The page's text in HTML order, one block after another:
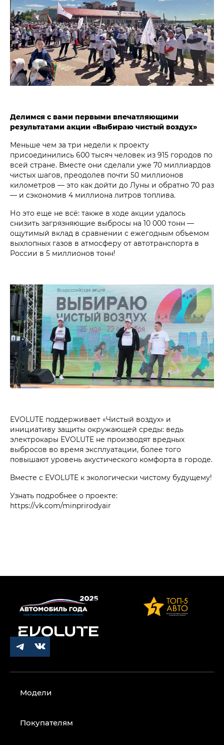
Делимся с вами первыми впечатляющими
результатами акции «Выбираю чистый воздух»
Меньше чем за три недели к проекту
присоединились 600 тысяч человек из 915 городов по
всей стране. Вместе они сделали уже 70 миллиардов
чистых шагов, преодолев почти 50 миллионов
километров — это как дойти до Луны и обратно 70 раз
— и сэкономив 4 миллиона литров топлива.
Но это еще не всё: также в ходе акции удалось
снизить загрязняющие выбросы на 10 000 тонн —
ощутимый вклад в сравнении с ежегодным объемом
выхлопных газов в атмосферу от автотранспорта в
России в 5 миллионов тонн!
EVOLUTE поддерживает «Чистый воздух» и
инициативу защиты окружающей среды: ведь
электрокары EVOLUTE не производят вредных
выбросов во время эксплуатации, более того
повышают уровень акустического комфорта в городе.
Вместе с EVOLUTE к экологически чистому будущему!
Узнать подробнее о проекте:
https://vk.com/minprirodyair
Модели
Покупателям